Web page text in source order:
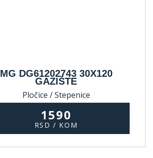
MG DG61202743 30X120
GAZIŠTE
Pločice / Stepenice
1590
RSD / KOM